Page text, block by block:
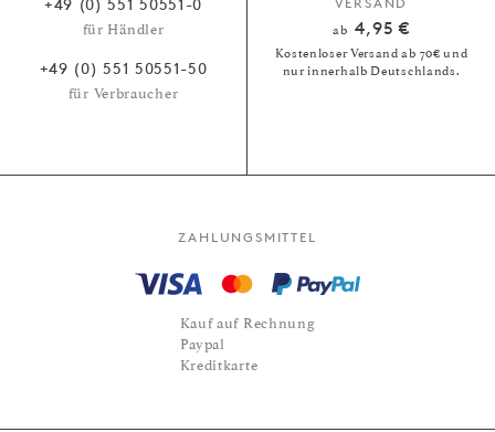
+49 (0) 551 50551-0
für Händler
+49 (0) 551 50551-50
für Verbraucher
ab 4,95 €
Kostenloser Versand ab 70€ und
nur innerhalb Deutschlands.
ZAHLUNGSMITTEL
Kauf auf Rechnung
Paypal
Kreditkarte